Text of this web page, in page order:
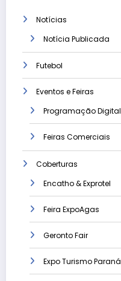
Notícias
Notícia Publicada
Futebol
Eventos e Feiras
Programação Digital
Feiras Comerciais
Coberturas
Encatho & Exprotel
Feira ExpoAgas
Geronto Fair
Expo Turismo Paraná